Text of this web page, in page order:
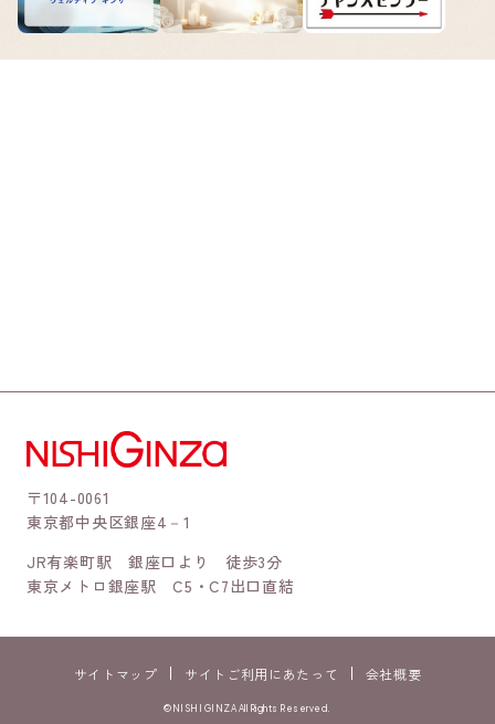
〒104-0061
東京都中央区銀座4－1
JR有楽町駅 銀座口より 徒歩3分
東京メトロ銀座駅 C5・C7出口直結
サイトマップ サイトご利用にあたって 会社概要
©NISHI GINZA All Rights Reserved.